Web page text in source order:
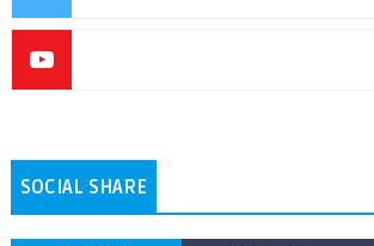
SOCIAL SHARE